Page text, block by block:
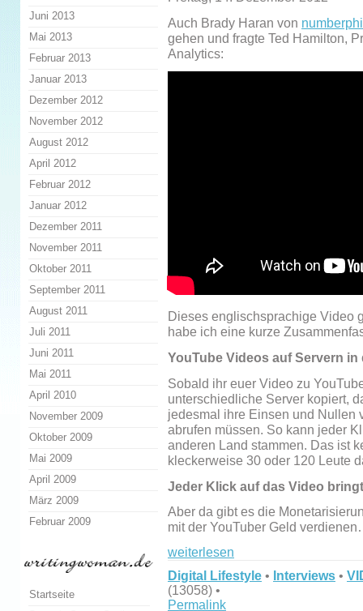
Auch Brady Haran von
gehen und fragte Ted Hamilton,
Analytics:
Dieses englischsprachige Video
habe ich eine kurze
YouTube Videos auf Servern in
Sobald ihr euer Video zu
unterschiedliche Server kopiert,
jedesmal ihre Einsen und Nullen
abrufen müssen. So kann jeder
anderen Land stammen. Das ist
kleckerweise 30 oder 120 Leute
Jeder Klick auf das Video
Aber da gibt es die
mit der YouTuber Geld
weiterlesen
Digital Lifestyle • Interviews •
(13058) •
Permalink
Juni 2013
Mai 2013
Februar 2013
Januar 2013
Dezember 2012
November 2012
August 2012
April 2012
Februar 2012
Januar 2012
Dezember 2011
November 2011
Oktober 2011
September 2011
August 2011
Juli 2011
Juni 2011
Mai 2011
April 2010
November 2009
Oktober 2009
Mai 2009
April 2009
März 2009
Februar 2009
Startseite